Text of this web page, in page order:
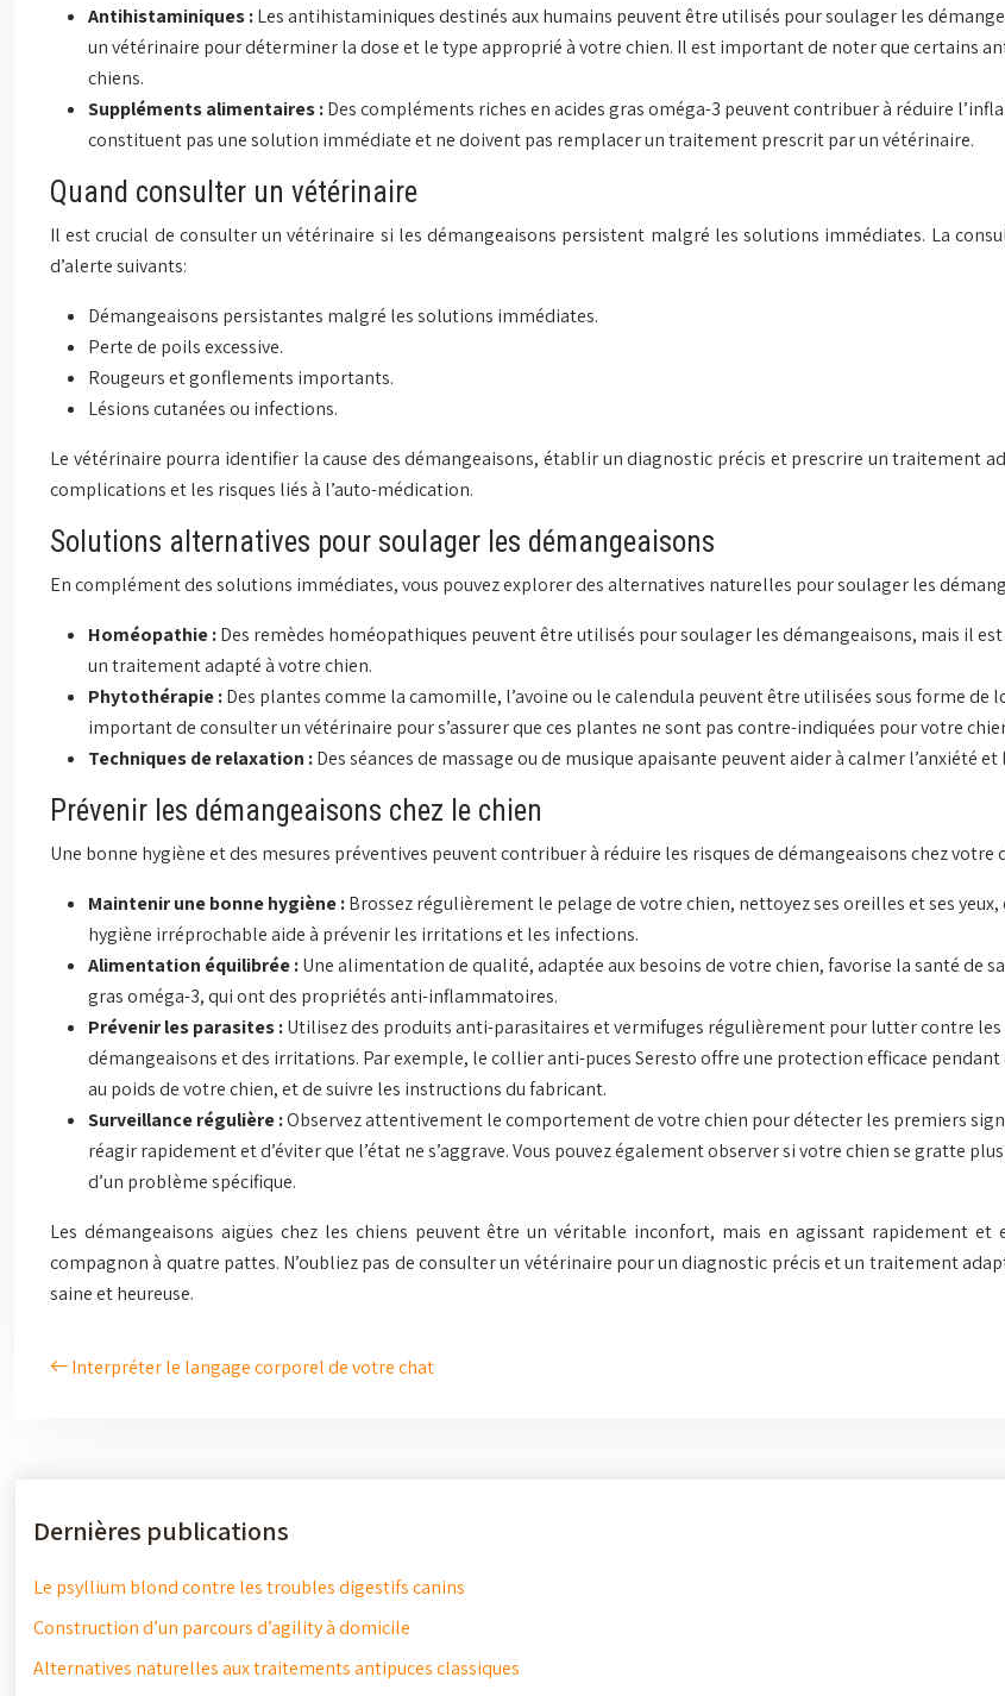
Antihistaminiques :Les antihistaminiques destinés aux humains peuvent être utilisés pour soulager les
un vétérinaire pour déterminer la dose et le type approprié à votre chien. Il est important de noter que certains
chiens.
Suppléments alimentaires :Des compléments riches en acides gras oméga-3 peuvent contribuer à réduire
constituent pas une solution immédiate et ne doivent pas remplacer un traitement prescrit par un vétérinaire.
Quand consulter un vétérinaire
Il est crucial de consulter un vétérinaire si les démangeaisons persistent malgré les solutions immédiates. La
d’alerte suivants:
Démangeaisons persistantes malgré les solutions immédiates.
Perte de poils excessive.
Rougeurs et gonflements importants.
Lésions cutanées ou infections.
Le vétérinaire pourra identifier la cause des démangeaisons, établir un diagnostic précis et prescrire un traitement
complications et les risques liés à l’auto-médication.
Solutions alternatives pour soulager les démangeaisons
En complément des solutions immédiates, vous pouvez explorer des alternatives naturelles pour soulager les
Homéopathie :Des remèdes homéopathiques peuvent être utilisés pour soulager les démangeaisons, mais il
un traitement adapté à votre chien.
Phytothérapie :Des plantes comme la camomille, l’avoine ou le calendula peuvent être utilisées sous forme
important de consulter un vétérinaire pour s’assurer que ces plantes ne sont pas contre-indiquées pour votre
Techniques de relaxation :Des séances de massage ou de musique apaisante peuvent aider à calmer l’anxiété
Prévenir les démangeaisons chez le chien
Une bonne hygiène et des mesures préventives peuvent contribuer à réduire les risques de démangeaisons chez votre
Maintenir une bonne hygiène :Brossez régulièrement le pelage de votre chien, nettoyez ses oreilles et ses
hygiène irréprochable aide à prévenir les irritations et les infections.
Alimentation équilibrée :Une alimentation de qualité, adaptée aux besoins de votre chien, favorise la santé de
gras oméga-3, qui ont des propriétés anti-inflammatoires.
Prévenir les parasites :Utilisez des produits anti-parasitaires et vermifuges régulièrement pour lutter contre les
démangeaisons et des irritations. Par exemple, le collier anti-puces Seresto offre une protection efficace
au poids de votre chien, et de suivre les instructions du fabricant.
Surveillance régulière :Observez attentivement le comportement de votre chien pour détecter les premiers
réagir rapidement et d’éviter que l’état ne s’aggrave. Vous pouvez également observer si votre chien se gratte
d’un problème spécifique.
Les démangeaisons aigües chez les chiens peuvent être un véritable inconfort, mais en agissant rapidement
compagnon à quatre pattes. N’oubliez pas de consulter un vétérinaire pour un diagnostic précis et un traitement
saine et heureuse.
Interpréter le langage corporel de votre chat
Dernières publications
Le psyllium blond contre les troubles digestifs canins
Construction d’un parcours d’agility à domicile
Alternatives naturelles aux traitements antipuces classiques